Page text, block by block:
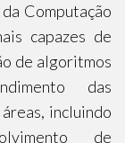
Computação
capazes de
de algoritmos
das
incluindo
de